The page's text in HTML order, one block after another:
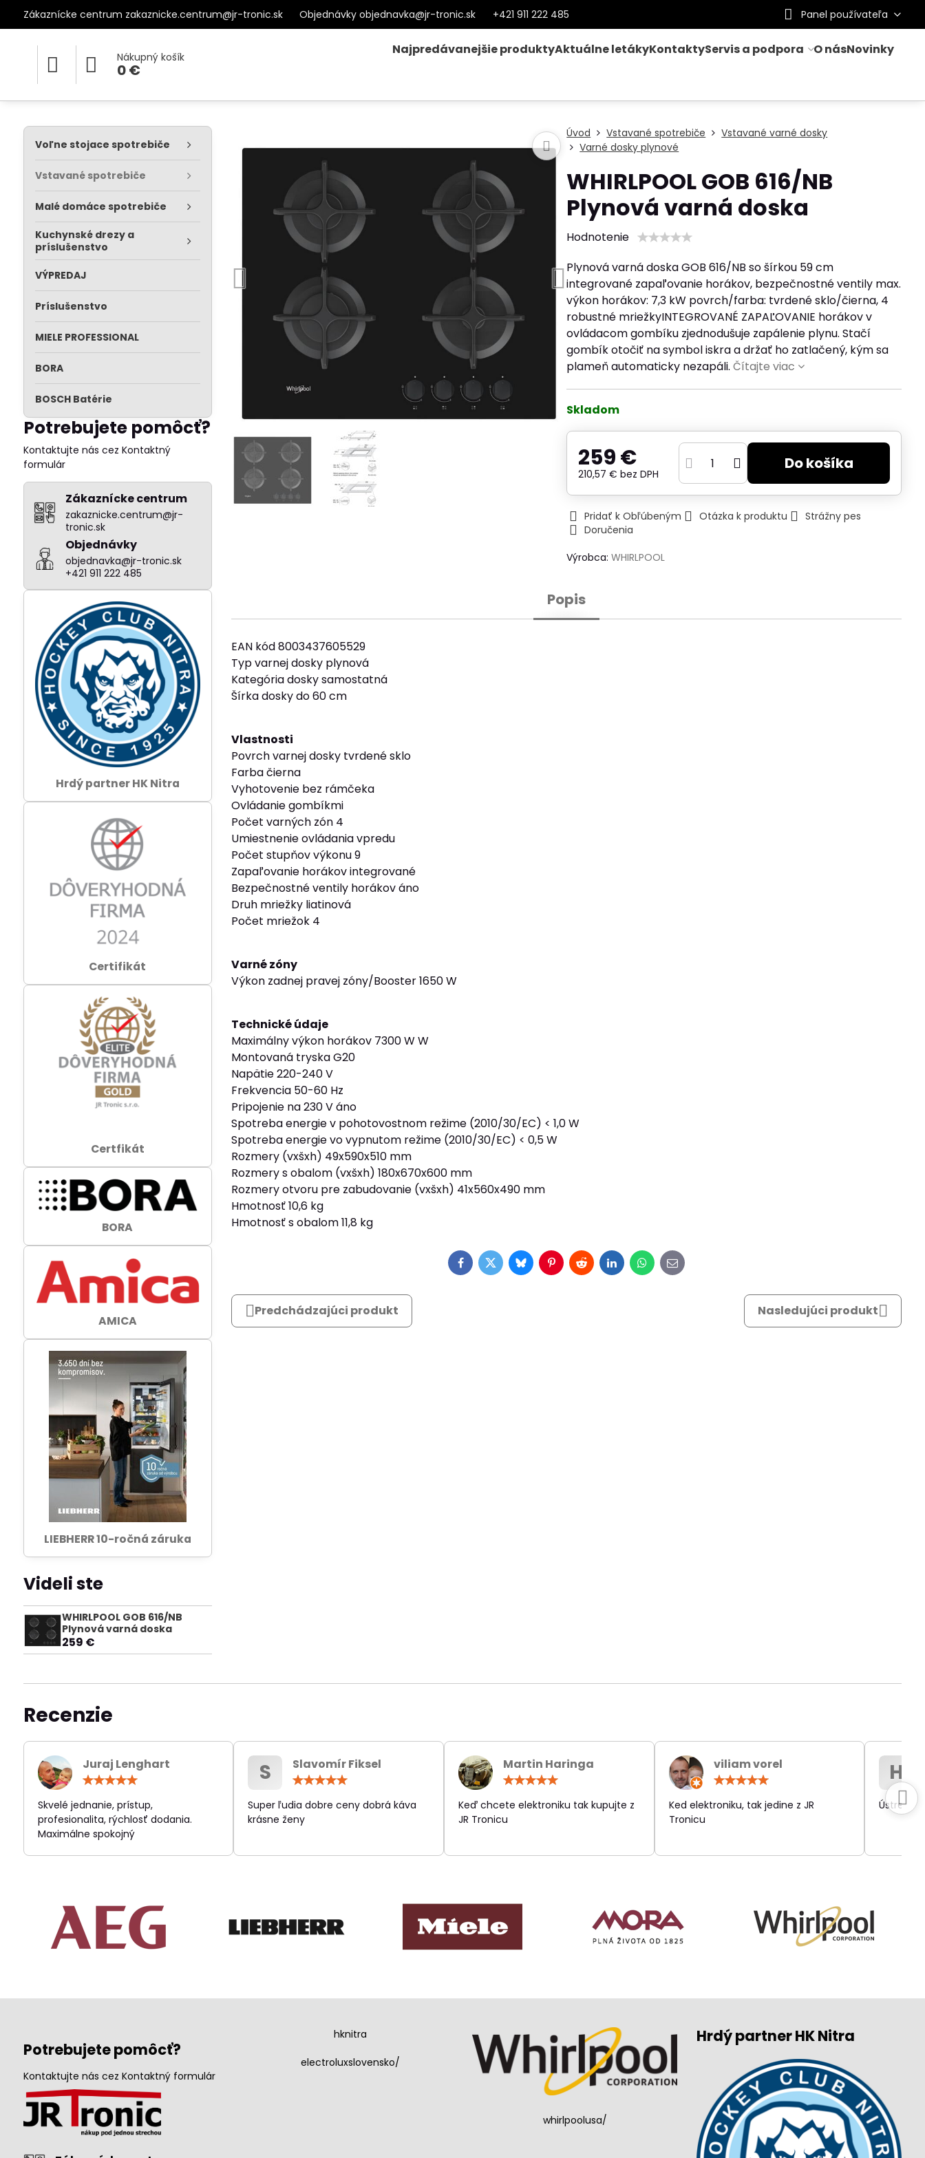
Zákaznícke centrum zakaznicke.centrum@jr-tronic.sk Objednávky objednavka@jr-tronic.sk +421 911 222 485 Panel používateľa
Nákupný košík
0 €
Najpredávanejšie produktyAktuálne letákyKontaktyServis a podpora O násNovinky
Úvod Vstavané spotrebiče
Vstavané varné dosky
Varné dosky plynové
WHIRLPOOL GOB 616/NB
Plynová varná doska
Hodnotenie
Plynová varná doska GOB 616/NB so šírkou 59 cm
integrované zapaľovanie horákov, bezpečnostné ventily max.
výkon horákov: 7,3 kW povrch/farba: tvrdené sklo/čierna, 4
robustné mriežkyINTEGROVANÉ ZAPAĽOVANIE horákov v
ovládacom gombíku zjednodušuje zapálenie plynu. Stačí
gombík otočiť na symbol iskra a držať ho zatlačený, kým sa
plameň automaticky nezapáli.Čítajte viac
Skladom
259 €
210,57 €bez DPH
Do košíka
Pridať k Obľúbeným Otázka k produktu
Strážny pes
Doručenia
Výrobca:WHIRLPOOL
Popis
EAN kód 8003437605529
Typ varnej dosky plynová
Kategória dosky samostatná
Šírka dosky do 60 cm
Vlastnosti
Povrch varnej dosky tvrdené sklo
Farba čierna
Vyhotovenie bez rámčeka
Ovládanie gombíkmi
Počet varných zón 4
Umiestnenie ovládania vpredu
Počet stupňov výkonu 9
Zapaľovanie horákov integrované
Bezpečnostné ventily horákov áno
Druh mriežky liatinová
Počet mriežok 4
Varné zóny
Výkon zadnej pravej zóny/Booster 1650 W
Technické údaje
Maximálny výkon horákov 7300 W W
Montovaná tryska G20
Napätie 220-240 V
Frekvencia 50-60 Hz
Pripojenie na 230 V áno
Spotreba energie v pohotovostnom režime (2010/30/EC) < 1,0 W
Spotreba energie vo vypnutom režime (2010/30/EC) < 0,5 W
Rozmery (vxšxh) 49x590x510 mm
Rozmery s obalom (vxšxh) 180x670x600 mm
Rozmery otvoru pre zabudovanie (vxšxh) 41x560x490 mm
Hmotnosť 10,6 kg
Hmotnosť s obalom 11,8 kg
Facebook
TwitterBlueskyPinterest
RedditLinkedInWhatsApp
E-
mail
Predchádzajúci produkt Nasledujúci produkt
Voľne stojace spotrebiče
Vstavané spotrebiče
Malé domáce spotrebiče
Kuchynské drezy a
príslušenstvo
VÝPREDAJ
Príslušenstvo
MIELE PROFESSIONAL
BORA
BOSCH Batérie
Potrebujete pomôcť?
Kontaktujte nás cez Kontaktný
formulár
Zákaznícke centrum
zakaznicke.centrum@jr-
tronic.sk
Objednávky
objednavka@jr-tronic.sk
+421 911 222 485
Hrdý partner HK Nitra
Certifikát
Certfikát
BORA
AMICA
LIEBHERR 10-ročná záruka
Videli ste
WHIRLPOOL GOB 616/NB
Plynová varná doska
259 €
Recenzie
Juraj Lenghart
Skvelé jednanie, prístup,
profesionalita, rýchlosť dodania.
Maximálne spokojný
S
Slavomír Fiksel
/
5
Super ľudia dobre ceny dobrá káva
krásne ženy
Martin Haringa
/
5
Keď chcete elektroniku tak kupujte z
JR Tronicu
viliam vorel
/
5
Ked elektroniku, tak jedine z JR
Tronicu
H
Potrebujete pomôcť?
Kontaktujte nás cez Kontaktný formulár
hknitra
electroluxslovensko/
whirlpoolusa/
Hrdý partner HK Nitra